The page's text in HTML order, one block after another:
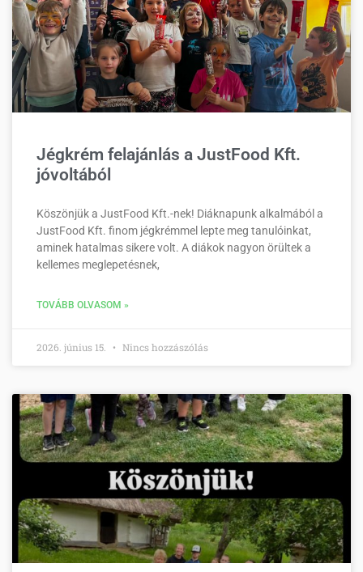
Jégkrém felajánlás a JustFood Kft.
jóvoltából
Köszönjük a JustFood Kft.-nek! Diáknapunk alkalmából a
JustFood Kft. finom jégkrémmel lepte meg tanulóinkat,
aminek hatalmas sikere volt. A diákok nagyon örültek a
kellemes meglepetésnek,
TOVÁBB OLVASOM »
2026. június 15. Nincs hozzászólás